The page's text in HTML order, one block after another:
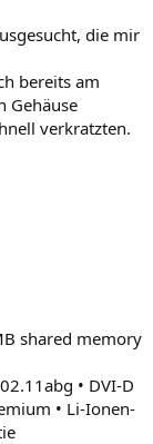
die mir
bereits am
Gehäuse
verkratzten.
shared memory
• DVI-D
• Li-Ionen-